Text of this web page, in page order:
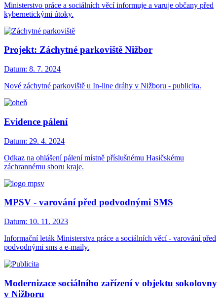
Ministerstvo práce a sociálních věcí informuje a varuje občany před
kybernetickými útoky.
Projekt: Záchytné parkoviště Nižbor
Datum: 8. 7. 2024
Nové záchytné parkoviště u In-line dráhy v Nižboru - publicita.
Evidence pálení
Datum: 29. 4. 2024
Odkaz na ohlášení pálení místně příslušnému Hasičskému
záchrannému sboru kraje.
MPSV - varování před podvodnými SMS
Datum: 10. 11. 2023
Informační leták Ministerstva práce a sociálních věcí - varování před
podvodnými sms a e-maily.
Modernizace sociálního zařízení v objektu sokolovny
v Nižboru